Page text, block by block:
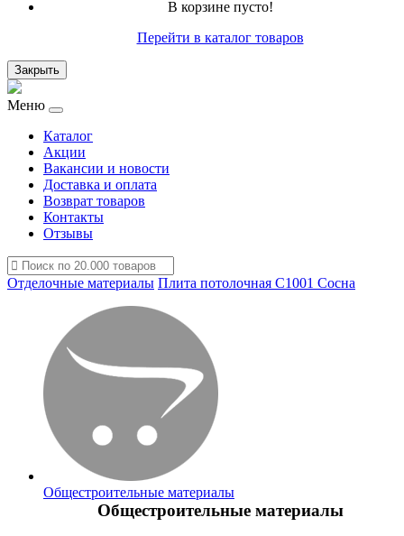
В корзине пусто!
Перейти в каталог товаров
Закрыть
Меню
Каталог
Акции
Вакансии и новости
Доставка и оплата
Возврат товаров
Контакты
Отзывы
Отделочные материалы Плита потолочная С1001 Сосна
Общестроительные материалы
Общестроительные материалы